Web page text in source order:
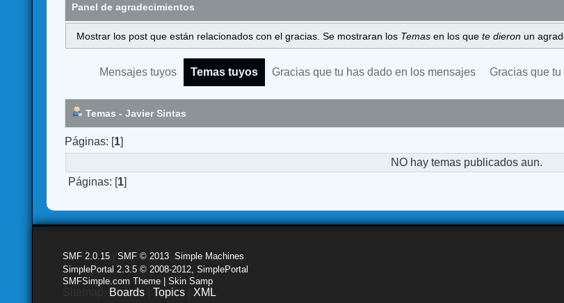
Panel de agradecimientos
Mostrar los post que están relacionados con el gracias. Se mostraran los Temas en los que te dieron un
Mensajes tuyos Temas tuyos Gracias que tu has dado en los mensajes Gracias que
Temas - Javier Sintas
Páginas: [1]
NO hay temas publicados aun.
Páginas: [1]
SMF 2.0.15 |SMF © 2013 ,Simple Machines
SimplePortal 2.3.5 © 2008-2012, SimplePortal
SMFSimple.com Theme | Skin Samp
Boards |Topics XML